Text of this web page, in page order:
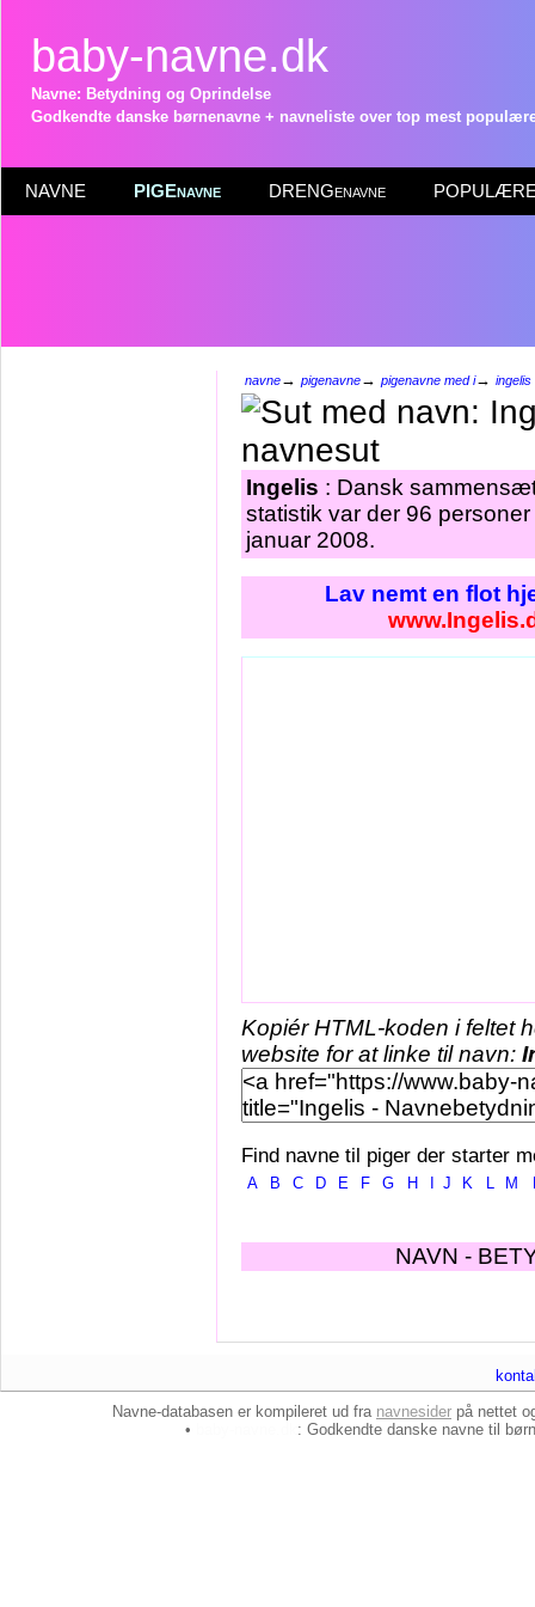
baby-navne.dk
Navne: Betydning og Oprindelse
Godkendte danske børnenavne + navneliste over top mest
NAVNE PIGEnavne DRENGenavne POPULÆRE
navne→ pigenavne→ pigenavne med i→ ingelis
Ingelis : Dansk
statistik var der 96
januar 2008.
Lav nemt en flot
Kopiér HTML-koden i feltet
website for at linke til navn:
Find navne til piger der starter
A B C D E F G H J K L M
NAVN -
Navne-databasen er kompileret ud fra navnesider på nettet
•
: Godkendte danske navne til børn